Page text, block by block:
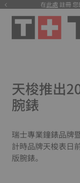
在此處 註冊
在此处 注册
天梭推出
腕錶
瑞士專業鐘錶品牌
計時品牌天梭表日
版腕錶。